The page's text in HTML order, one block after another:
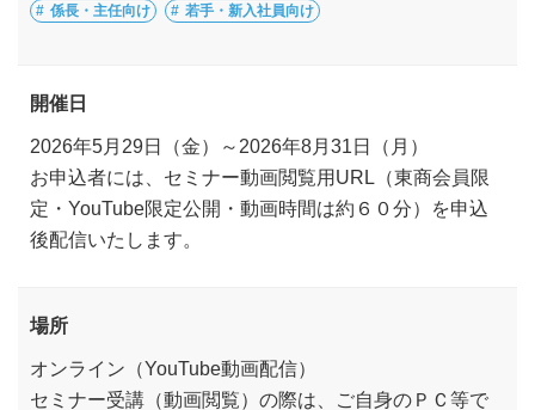
係長・主任向け 若手・新入社員向け
開催日
2026年5月29日（金）～2026年8月31日（月）
お申込者には、セミナー動画閲覧用URL（東商会員限
定・YouTube限定公開・動画時間は約６０分）を申込
後配信いたします。
場所
オンライン（YouTube動画配信）
セミナー受講（動画閲覧）の際は、ご自身のＰＣ等で